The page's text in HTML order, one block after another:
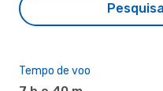
Tempo de voo